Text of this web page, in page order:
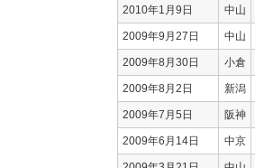
2010年1月9日 中山
2009年9月27日 中山
2009年8月30日 小倉
2009年8月2日 新潟
2009年7月5日 阪神
2009年6月14日 中京